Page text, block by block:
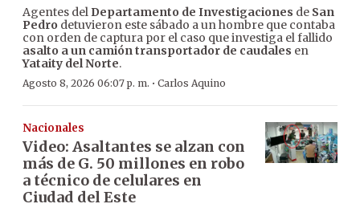
Agentes del Departamento de Investigaciones de San
Pedro detuvieron este sábado a un hombre que contaba
con orden de captura por el caso que investiga el fallido
asalto a un camión transportador de caudales en
Yataity del Norte.
Agosto 8, 2026 06:07 p. m. · Carlos Aquino
Nacionales
Video: Asaltantes se alzan con
más de G. 50 millones en robo
a técnico de celulares en
Ciudad del Este